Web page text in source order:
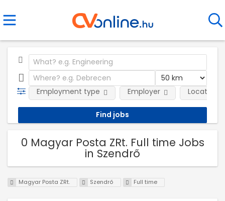
Employment type Employer Location
0 Magyar Posta ZRt. Full time Jobs
in Szendrő
Magyar Posta ZRt. Szendrő Full time